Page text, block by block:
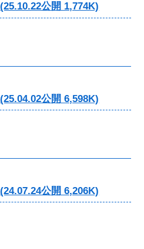
公開 1,774K)
公開 6,598K)
公開 6,206K)